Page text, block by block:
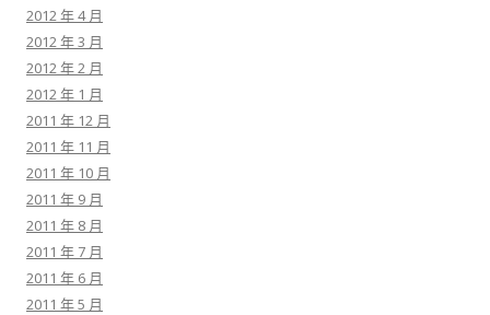
2012 年 4 月
2012 年 3 月
2012 年 2 月
2012 年 1 月
2011 年 12 月
2011 年 11 月
2011 年 10 月
2011 年 9 月
2011 年 8 月
2011 年 7 月
2011 年 6 月
2011 年 5 月